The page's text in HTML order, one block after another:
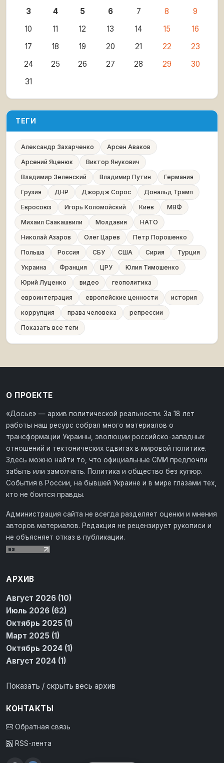
3
4 5 6 7 8
9
10
11 12 13 14 15
16
17
18 19 20 21 22
23
24
25 26 27 28 29
30
31
ТЕГИ
Александр Захарченко
Арсен Аваков
Арсений Яценюк
Виктор Янукович
Владимир Зеленский
Владимир Путин
Германия
Грузия
ДНР Джордж Сорос
Дональд Трамп
Евросоюз
Игорь Коломойский Киев
МВФ
Михаил Саакашвили
Молдавия
НАТО
Николай Азаров
Олег Царев
Петр Порошенко
Польша
Россия СБУ США Сирия
Турция
Украина
Франция ЦРУ
Юлия Тимошенко
Юрий Луценко
видео
геополитика
евроинтеграция
европейские ценности
история
коррупция
права человека
репрессии
Показать все теги
О ПРОЕКТЕ
«Досье» — архив политической реальности. За 18 лет
работы наш ресурс собрал много материалов о
трансформации Украины, эволюции российско-западных
отношений и тектонических сдвигах в мировой политике.
Здесь можно найти то, что официальные СМИ предпочли
забыть или замолчать. Политика и общество без купюр.
События в России, на бывшей Украине и в мире глазами тех,
кто не боится правды.
Администрация сайта не всегда разделяет оценки и мнения
авторов материалов. Редакция не рецензирует рукописи и
не объясняет отказ в публикации.
АРХИВ
Август 2026 (10)
Июль 2026 (62)
Октябрь 2025 (1)
Март 2025 (1)
Октябрь 2024 (1)
Август 2024 (1)
Показать / скрыть весь архив
КОНТАКТЫ
Обратная связь
RSS-лента